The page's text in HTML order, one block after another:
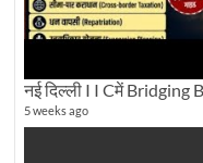
5 weeks ago